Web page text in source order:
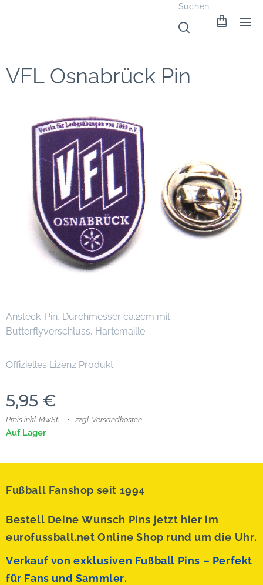
Suchen
VFL Osnabrück Pin
Ansteck-Pin, Durchmesser ca.2cm mit
Butterflyverschluss, Hartemaille.
Offizielles Lizenz Produkt.
5,95 €
Preis inkl. MwSt. zzgl. Versandkosten
Auf Lager
Fußball Fanshop seit 1994
Bestell Deine Wunsch Pins jetzt hier im
eurofussball.net Online Shop rund um die Uhr.
Verkauf von exklusiven Fußball Pins – Perfekt
für Fans und Sammler.